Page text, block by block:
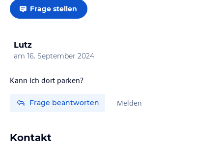
Frage stellen
Lutz
am 16. September 2024
Frage beantworten Melden
Kontakt